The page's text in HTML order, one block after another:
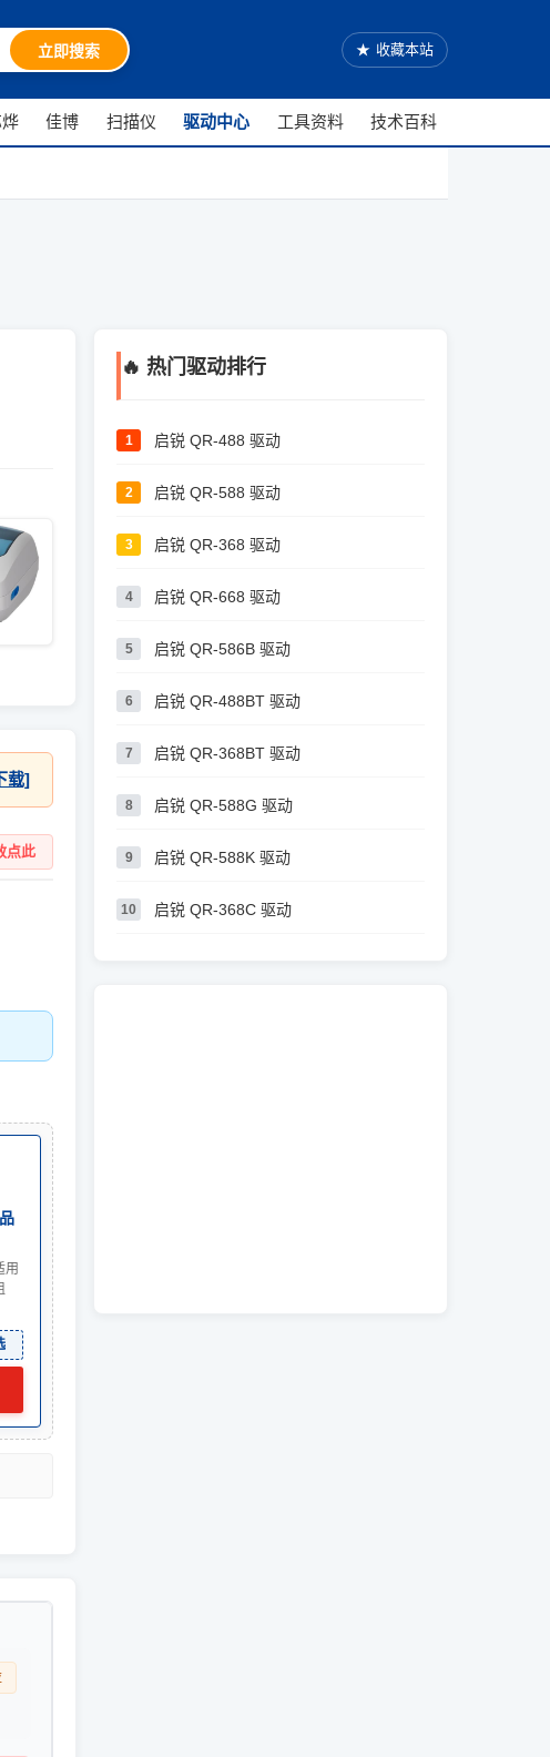
立即搜索 ★ 收藏本站
佳博 扫描仪 驱动中心 工具资料 技术百科
载]
点此
用
🔥 热门驱动排行
1 启锐 QR-488 驱动
2 启锐 QR-588 驱动
3 启锐 QR-368 驱动
4 启锐 QR-668 驱动
5 启锐 QR-586B 驱动
6 启锐 QR-488BT 驱动
7 启锐 QR-368BT 驱动
8 启锐 QR-588G 驱动
9 启锐 QR-588K 驱动
10 启锐 QR-368C 驱动